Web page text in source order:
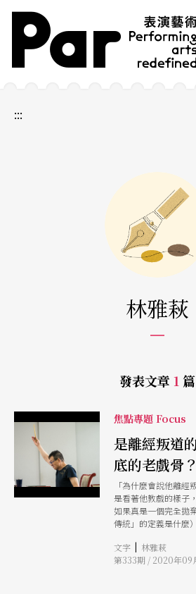
跳到主要內容區塊
網站導覽
:::
林雅萩
發表文章 1 篇
焦點專題 Focus
是離經叛道
底的老戲骨？
「為什麼會說他離
是看著他教戲的樣子
如果真是一個完全拋
傳統」的定義是什麼
開場詩就練了近半小
皮快板】「頭上摘下
文字 | 林雅萩
第333期 / 2020年09